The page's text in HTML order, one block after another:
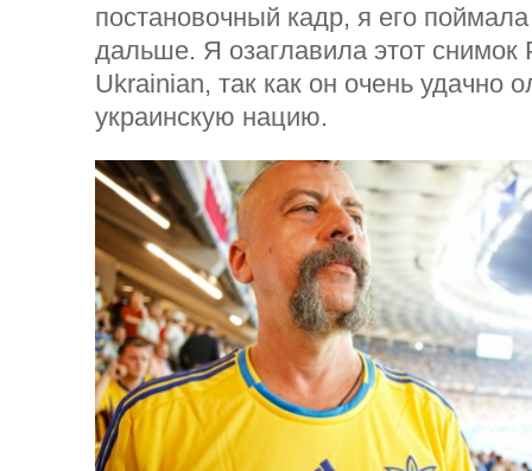
постановочный кадр, я его
дальше. Я озаглавила этот снимок
Ukrainian, так как он очень удачно
украинскую нацию.